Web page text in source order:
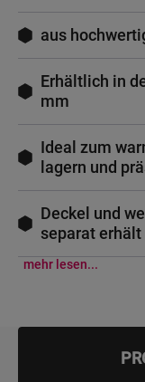
aus
Erhältlich in
mm
Ideal zum
lagern und
Deckel und
separat erhält
mehr lesen...